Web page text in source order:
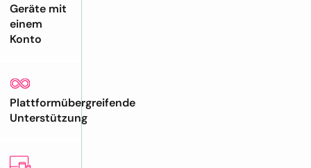
Geräte mit
einem
Konto
Plattformübergreifende
Unterstützung